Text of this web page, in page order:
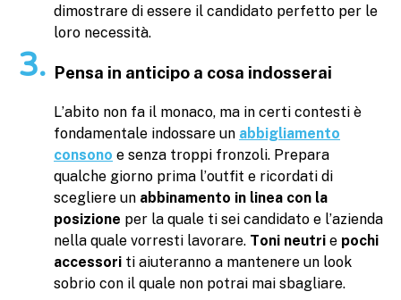
dimostrare di essere il candidato perfetto per le
loro necessità.
Pensa in anticipo a cosa indosserai
L’abito non fa il monaco, ma in certi contesti è
fondamentale indossare un abbigliamento
consono e senza troppi fronzoli. Prepara
qualche giorno prima l’outfit e ricordati di
scegliere un abbinamento in linea con la
posizione per la quale ti sei candidato e l’azienda
nella quale vorresti lavorare. Toni neutri e pochi
accessori ti aiuteranno a mantenere un look
sobrio con il quale non potrai mai sbagliare.